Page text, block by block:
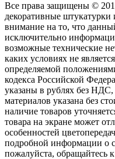
Все права защищены ©
декоративные
внимание на то, что
исключительно
возможные технические
каких условиях не
определяемой
кодекса Российской
указаны в рублях без
материалов указана без
наличие товаров
товара на экране может
особенностей
подробной информации о
пожалуйста, обращайтесь